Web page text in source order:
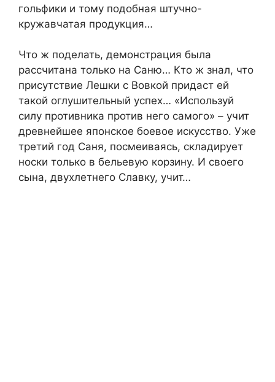
гольфики и тому подобная штучно-
кружавчатая продукция…
Что ж поделать, демонстрация была
рассчитана только на Саню… Кто ж знал, что
присутствие Лешки с Вовкой придаст ей
такой оглушительный успех… «Используй
силу противника против него самого» – учит
древнейшее японское боевое искусство. Уже
третий год Саня, посмеиваясь, складирует
носки только в бельевую корзину. И своего
сына, двухлетнего Славку, учит…